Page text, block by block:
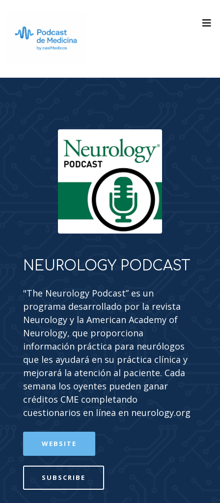
NEUROLOGY PODCAST
"The Neurology Podcast” es un
programa desarrollado por la revista
Neurology y la American Academy of
Neurology, que proporciona
información práctica para neurólogos
que les ayudará en su práctica clínica y
mejorará la atención al paciente. Cada
semana los oyentes pueden ganar
créditos CME completando
cuestionarios en línea en neurology.org
WEBSITE
SUBSCRIBE